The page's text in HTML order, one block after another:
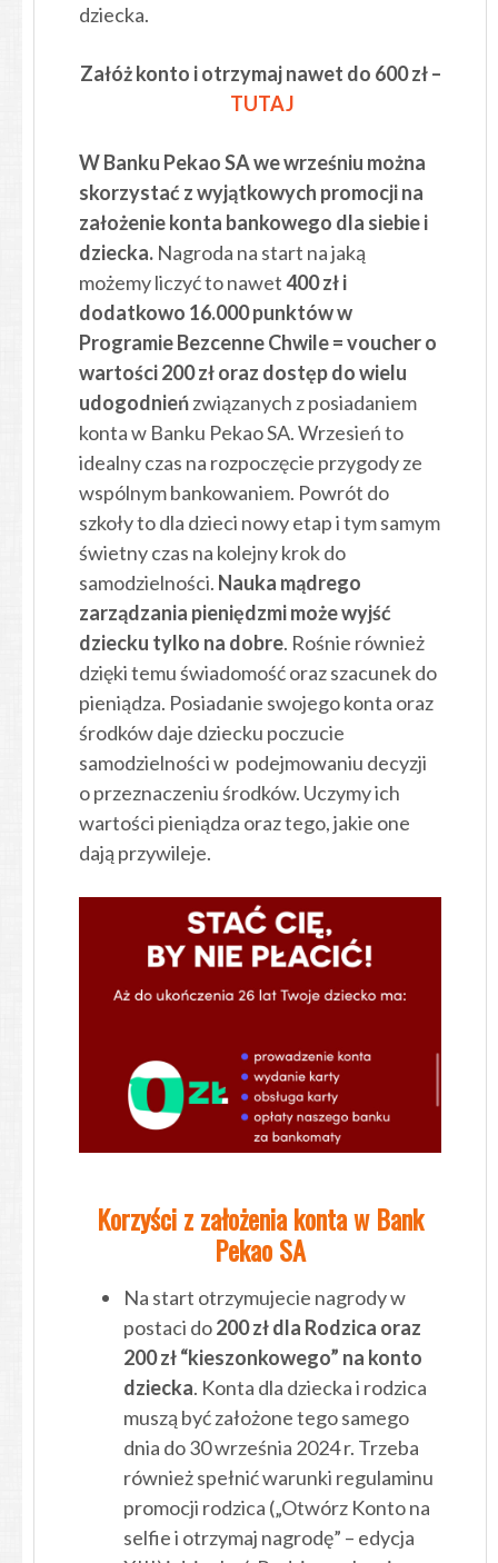
dziecka.
Załóż konto i otrzymaj nawet do 600 zł –
TUTAJ
W Banku Pekao SA we wrześniu można
skorzystać z wyjątkowych promocji na
założenie konta bankowego dla siebie i
dziecka. Nagroda na start na jaką
możemy liczyć to nawet400 zł i
dodatkowo 16.000 punktów w
Programie Bezcenne Chwile = voucher o
wartości 200 zł oraz dostęp do wielu
udogodnieńzwiązanych z posiadaniem
konta w Banku Pekao SA. Wrzesień to
idealny czas na rozpoczęcie przygody ze
wspólnym bankowaniem. Powrót do
szkoły to dla dzieci nowy etap i tym samym
świetny czas na kolejny krok do
samodzielności. Nauka mądrego
zarządzania pieniędzmi może wyjść
dziecku tylko na dobre. Rośnie również
dzięki temu świadomość oraz szacunek do
pieniądza. Posiadanie swojego konta oraz
środków daje dziecku poczucie
samodzielności w podejmowaniu decyzji
o przeznaczeniu środków. Uczymy ich
wartości pieniądza oraz tego, jakie one
dają przywileje.
Korzyści z założenia konta w Bank
Pekao SA
Na start otrzymujecie nagrody w
postaci do200 zł dla Rodzica oraz
200 zł “kieszonkowego” na konto
dziecka. Konta dla dziecka i rodzica
muszą być założone tego samego
dnia do 30 września 2024 r. Trzeba
również spełnić warunki regulaminu
promocji rodzica („Otwórz Konto na
selfie i otrzymaj nagrodę” – edycja